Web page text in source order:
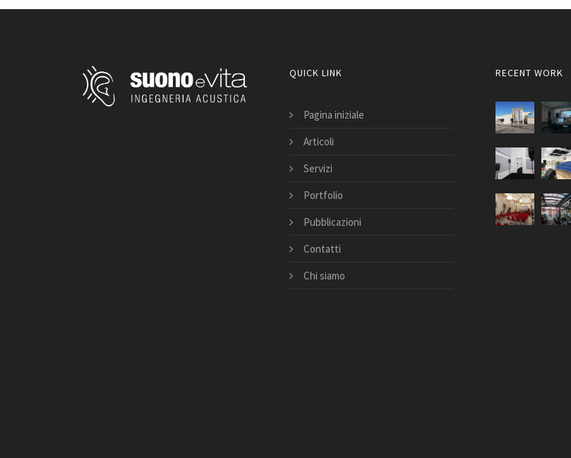
QUICK LINK
Pagina iniziale
Articoli
Servizi
Portfolio
Pubblicazioni
Contatti
Chi siamo
RECENT WORK